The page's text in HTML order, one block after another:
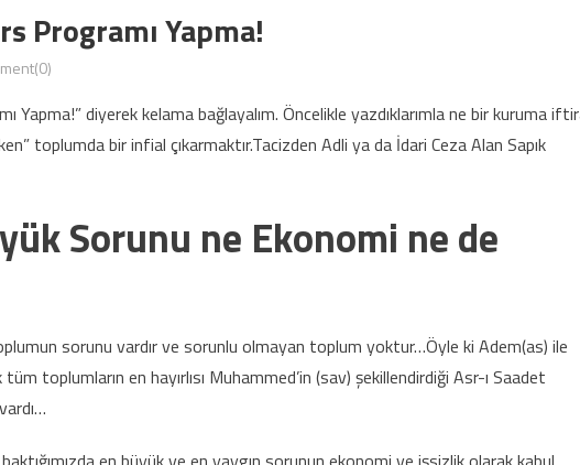
Programı Yapma!
Yapma!” diyerek kelama bağlayalım. Öncelikle yazdıklarımla ne bir kuruma
toplumda bir infial çıkarmaktır.Tacizden Adli ya da İdari Ceza Alan Sapık
Sorunu ne Ekonomi ne de
sorunu vardır ve sorunlu olmayan toplum yoktur…Öyle ki Adem(as) ile
toplumların en hayırlısı Muhammed’in (sav) şekillendirdiği Asr-ı Saadet